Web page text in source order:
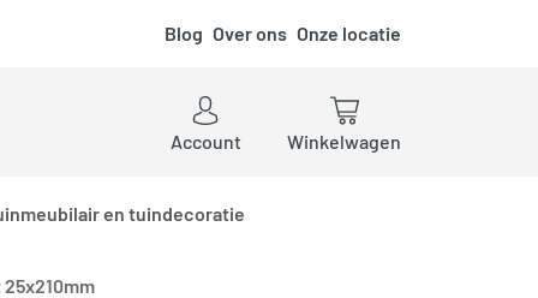
Blog Over ons Onze locatie
Account
Winkelwagen
en tuindecoratie